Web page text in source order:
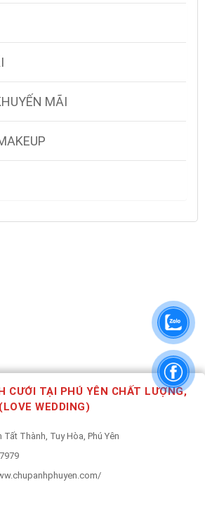
MÃI
CƯỚI TẠI PHÚ YÊN CHẤT LƯỢNG,
WEDDING)
Tất Thành, Tuy Hòa, Phú Yên